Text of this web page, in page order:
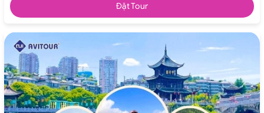
Đặt Tour